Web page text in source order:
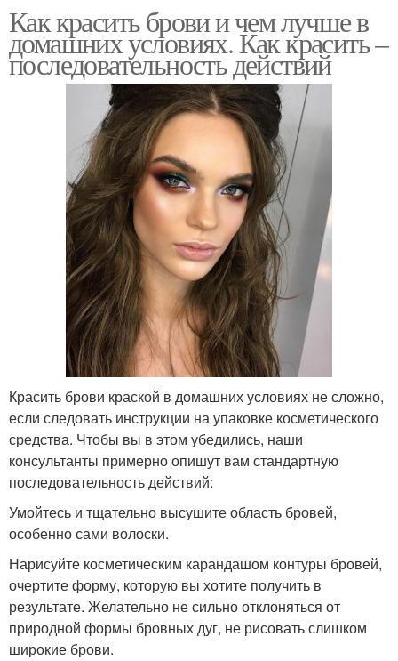
Как красить брови и чем лучше в
домашних условиях. Как красить –
последовательность действий
Красить брови краской в домашних условиях не сложно,
если следовать инструкции на упаковке косметического
средства. Чтобы вы в этом убедились, наши
консультанты примерно опишут вам стандартную
последовательность действий:
Умойтесь и тщательно высушите область бровей,
особенно сами волоски.
Нарисуйте косметическим карандашом контуры бровей,
очертите форму, которую вы хотите получить в
результате. Желательно не сильно отклоняться от
природной формы бровных дуг, не рисовать слишком
широкие брови.